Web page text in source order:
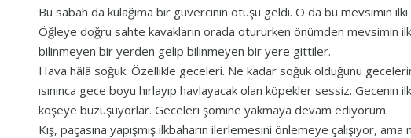
Bu sabah da kulağıma bir güvercinin ötüşü geldi. O da bu mevsimin ilki
Öğleye doğru sahte kavakların orada otururken önümden mevsimin
bilinmeyen bir yerden gelip bilinmeyen bir yere gittiler.
Hava hâlâ soğuk. Özellikle geceleri. Ne kadar soğuk olduğunu
ısınınca gece boyu hırlayıp havlayacak olan köpekler sessiz.
köşeye büzüşüyorlar. Geceleri şömine yakmaya devam ediyorum.
Kış, paçasına yapışmış ilkbaharın ilerlemesini önlemeye çalışıyor, ama